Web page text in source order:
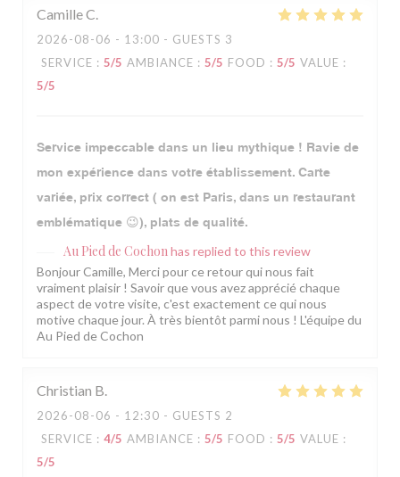
CamilleC
2026-08-06 - 13:00 - GUESTS 3
SERVICE : 5/5 AMBIANCE : 5/5 FOOD : 5/5 VALUE :
5/5
Service impeccable dans un lieu mythique ! Ravie de
mon expérience dans votre établissement. Carte
variée, prix correct ( on est Paris, dans un restaurant
emblématique 😉), plats de qualité.
Au Pied de Cochonhas replied to this review
Bonjour Camille, Merci pour ce retour qui nous fait
vraiment plaisir ! Savoir que vous avez apprécié chaque
aspect de votre visite, c'est exactement ce qui nous
motive chaque jour. À très bientôt parmi nous ! L'équipe du
Au Pied de Cochon
Christian B
2026-08-06 - 12:30 - GUESTS 2
SERVICE : 4/5 AMBIANCE : 5/5 FOOD : 5/5 VALUE :
5/5